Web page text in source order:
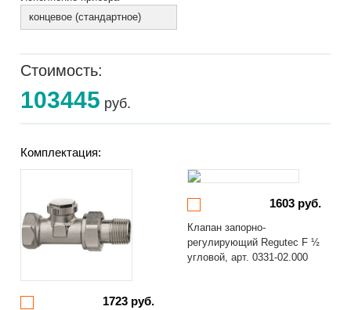
концевое (стандартное)
Стоимость:
103445 руб.
Комплектация:
1723 руб.
1603 руб.
Клапан запорно-
регулирующий Regutec F ½
угловой, арт. 0331-02.000